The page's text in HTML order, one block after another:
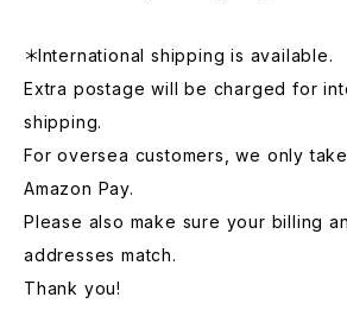
＊International shipping is available.
Extra postage will be charged for
shipping.
For oversea customers, we only
Amazon Pay.
Please also make sure your billing
addresses match.
Thank you!